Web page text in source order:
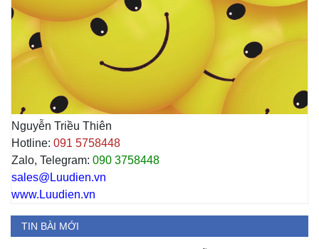
Nguyễn Triều Thiên
Hotline: 091 5758448
Zalo, Telegram: 090 3758448
sales@Luudien.vn
www.Luudien.vn
TIN BÀI MỚI